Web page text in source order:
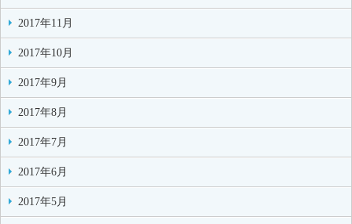
2017年11月
2017年10月
2017年9月
2017年8月
2017年7月
2017年6月
2017年5月